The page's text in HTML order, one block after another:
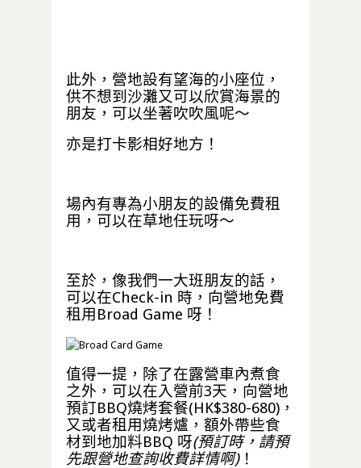
此外，營地設有望海的小座位，
供不想到沙灘又可以欣賞海景的
朋友，可以坐著吹吹風呢～
亦是打卡影相好地方！
場內有專為小朋友的設備免費租
用，可以在草地任玩呀～
至於，像我們一大班朋友的話，
可以在Check-in 時，向營地免費
租用Broad Game 呀！
值得一提，除了在露營車內煮食
之外，可以在入營前3天，向營地
預訂BBQ燒烤套餐(HK$380-680)，
又或者租用燒烤爐，額外帶些食
材到地加料BBQ 呀(預訂時，請預
先跟營地查詢收費詳情啊)！